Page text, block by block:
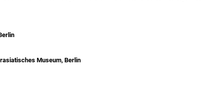
Museum, Berlin